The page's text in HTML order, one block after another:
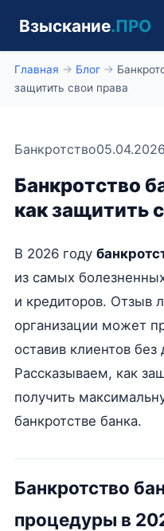
Взыскание.ПРО
Главная → Блог→
защитить свои права
Банкротство05.04.2026
Банкротство
как защитить
В 2026 году
из самых
и кредиторов. Отзыв
организации может
оставив клиентов
Рассказываем, как
получить
банкротстве банка.
Банкротство
процедуры в